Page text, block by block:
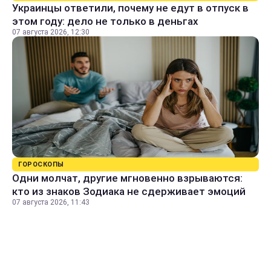
Украинцы ответили, почему не едут в отпуск в
этом году: дело не только в деньгах
07 августа 2026, 12:30
ГОРОСКОПЫ
Одни молчат, другие мгновенно взрываются:
кто из знаков Зодиака не сдерживает эмоций
07 августа 2026, 11:43